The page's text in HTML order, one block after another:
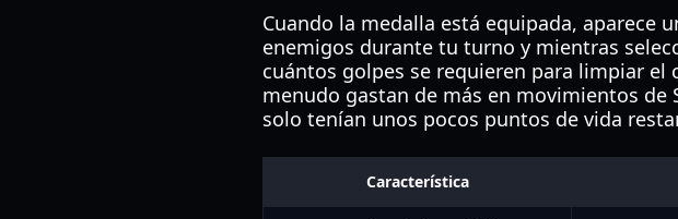
Cuando la medalla está equipada, aparece
enemigos durante tu turno y mientras
cuántos golpes se requieren para limpiar el
menudo gastan de más en movimientos de
solo tenían unos pocos puntos de vida
Característica